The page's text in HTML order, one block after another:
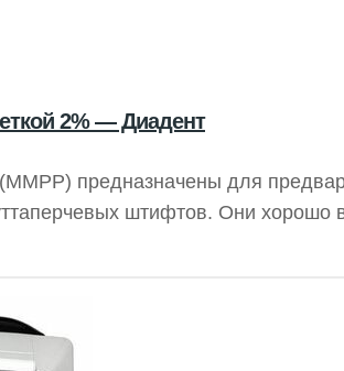
2% — Диадент
предназначены для
штифтов. Они хорошо
соответствии с ISO.